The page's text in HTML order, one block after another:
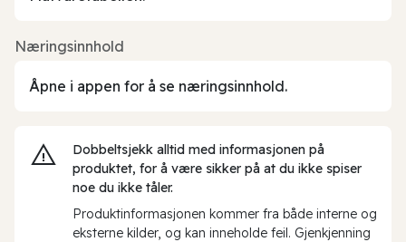
Næringsinnhold
Åpne i appen for å se næringsinnhold.
Dobbeltsjekk alltid med informasjonen på
produktet, for å være sikker på at du ikke spiser
noe du ikke tåler.
Produktinformasjonen kommer fra både interne og
eksterne kilder, og kan inneholde feil. Gjenkjenning